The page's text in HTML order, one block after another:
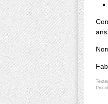
ans.
Prix